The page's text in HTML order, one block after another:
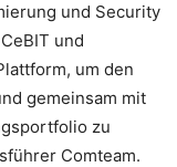
und Security
und
um den
gemeinsam mit
zu
Comteam.